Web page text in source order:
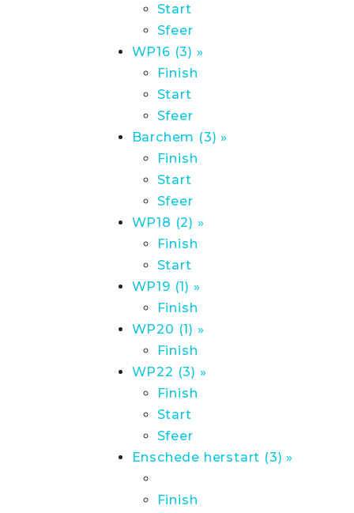
Start
Sfeer
WP16 (3) »
Finish
Start
Sfeer
Barchem (3) »
Finish
Start
Sfeer
WP18 (2) »
Finish
Start
WP19 (1) »
Finish
WP20 (1) »
Finish
WP22 (3) »
Finish
Start
Sfeer
Enschede herstart (3) »
Finish